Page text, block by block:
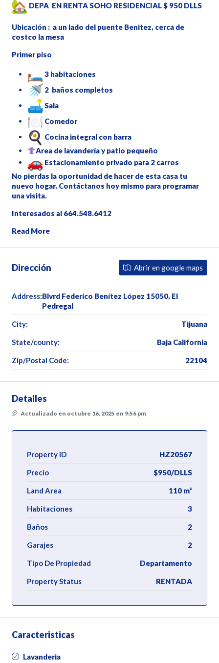
DEPA EN RENTA SOHO RESIDENCIAL $ 950 DLLS
Ubicación : a un lado del puente Benitez, cerca de
costco la mesa
Primer piso
3 habitaciones
2 baños completos
Sala
Comedor
Cocina integral con barra
Area de lavandería y patio pequeño
Estacionamiento privado para 2 carros
No pierdas la oportunidad de hacer de esta casa tu
nuevo hogar. Contáctanos hoy mismo para programar
una visita.
Interesados al 664.548.6412
Read More
Dirección Abrir en google maps
Address:Blvrd Federico Benítez López 15050, El
Pedregal
City: Tijuana
State/county: Baja California
Zip/Postal Code: 22104
Detalles
Actualizado en octubre 16, 2025 en 9:56 pm
Property ID HZ20567
Precio $950/DLLS
Land Area 110 m²
Habitaciones 3
Baños 2
Garajes 2
Tipo De Propiedad Departamento
Property Status RENTADA
Caracteristicas
Lavanderia